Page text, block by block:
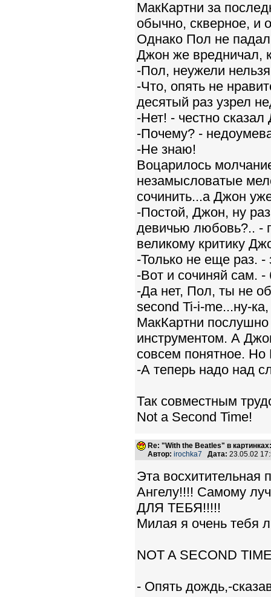
МакКартни за
обычно, скверное, и
Однако Пол не
Джон же вредничал,
-Пол, неужели
-Что, опять не
десятый раз узрел
-Нет! - честно
-Почему? -
-Не знаю!
Воцарилось
незамысловатые
сочинить...а Джон
-Постой, Джон, ну
девичью любовь?.. -
великому критику
-Только не еще раз. -
-Вот и сочиняй сам.
-Да нет, Пол, ты не
second Ti-i-me...ну-
МакКартни
инструментом. А
совсем понятное. Но
-А теперь надо над
Так совместным
Not a Second Time!
Re: "With the Beatles" в
Автор: irochka7 Дата: 23.05.02
Эта восхитительная
Ангелу!!!! Самому
ДЛЯ ТЕБЯ!!!!!
Милая я очень тебя
NOT A SECOND
- Опять дождь,-